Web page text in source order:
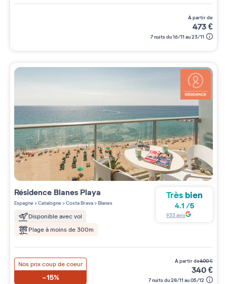
à partir de
473€
7 nuits du 16/11 au 23/11
Résidence Blanes Playa
Espagne>Catalogne>Costa Brava>Blanes
Disponible avec vol
Plage à moins de 300m
Très bien
4.1 /5
933avis
Nos prix coup de coeur
-15%
à partir de400€
340€
7 nuits du 28/11 au 05/12